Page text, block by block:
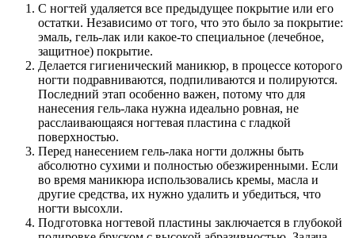
С ногтей удаляется все предыдущее покрытие или его
остатки. Независимо от того, что это было за покрытие:
эмаль, гель-лак или какое-то специальное (лечебное,
защитное) покрытие.
Делается гигиенический маникюр, в процессе которого
ногти подравниваются, подпиливаются и полируются.
Последний этап особенно важен, потому что для
нанесения гель-лака нужна идеально ровная, не
расслаивающаяся ногтевая пластина с гладкой
поверхностью.
Перед нанесением гель-лака ногти должны быть
абсолютно сухими и полностью обезжиренными. Если
во время маникюра использовались кремы, масла и
другие средства, их нужно удалить и убедиться, что
ногти высохли.
Подготовка ногтевой пластины заключается в глубокой